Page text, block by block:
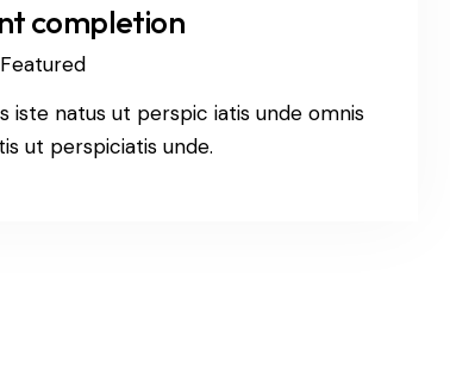
completion
Featured
iste natus ut perspic iatis unde omnis
ut perspiciatis unde.